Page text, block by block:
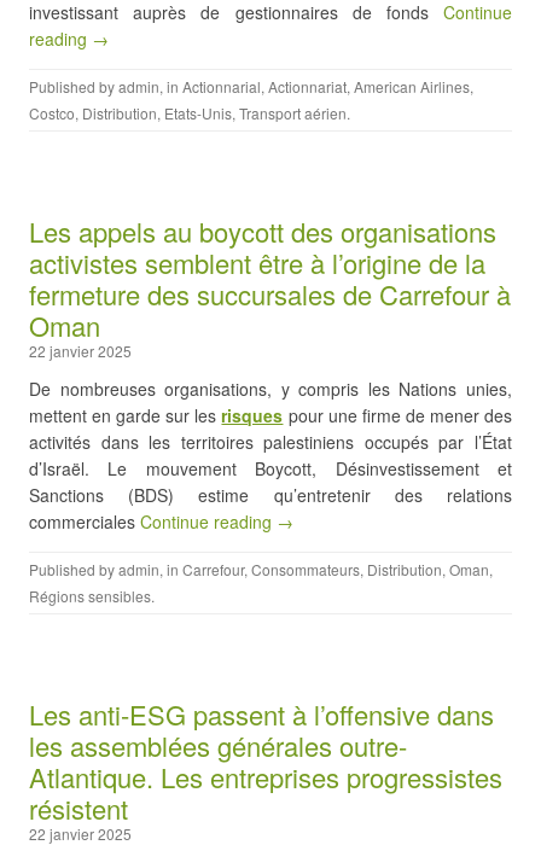
investissant auprès de gestionnaires de fonds Continue
reading →
Published byadmin, in Actionnarial, Actionnariat, American Airlines,
Costco, Distribution, Etats-Unis, Transport aérien.
Les appels au boycott des organisations
activistes semblent être à l’origine de la
fermeture des succursales de Carrefour à
Oman
22 janvier 2025
De nombreuses organisations, y compris les Nations unies,
mettent en garde sur lesrisques pour une firme de mener des
activités dans les territoires palestiniens occupés par l’État
d’Israël. Le mouvement Boycott, Désinvestissement et
Sanctions (BDS) estime qu’entretenir des relations
commerciales Continue reading →
Published byadmin, in Carrefour, Consommateurs, Distribution, Oman,
Régions sensibles.
Les anti-ESG passent à l’offensive dans
les assemblées générales outre-
Atlantique. Les entreprises progressistes
résistent
22 janvier 2025